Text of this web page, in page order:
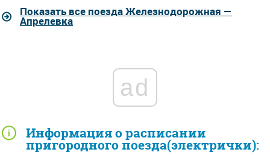
Информация о расписании
пригородного поезда(электрички):
Показать все поезда Железнодорожная —
Апрелевка
ad